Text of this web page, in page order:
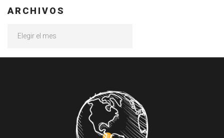
ARCHIVOS